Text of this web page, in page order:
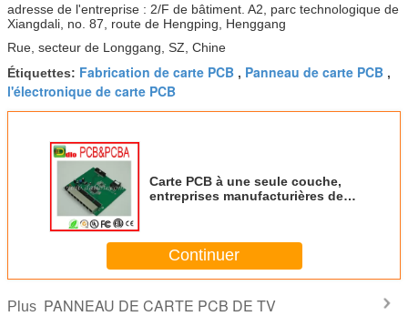
adresse de l'entreprise : 2/F de bâtiment. A2, parc technologique de
Xiangdali, no. 87, route de Hengping, Henggang
Rue, secteur de Longgang, SZ, Chine
Étiquettes: Fabrication de carte PCB , Panneau de carte PCB ,
l'électronique de carte PCB
Carte PCB à une seule couche,
entreprises manufacturières de
Continuer
Plus PANNEAU DE CARTE PCB DE TV